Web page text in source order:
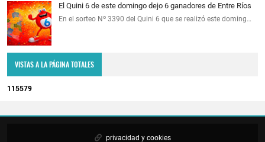
El Quini 6 de este domingo dejo 6 ganadores de Entre Ríos
En el sorteo Nº 3390 del Quini 6 que se realizó este doming…
VISTAS A LA PÁGINA TOTALES
1 1 5579
privacidad y cookies